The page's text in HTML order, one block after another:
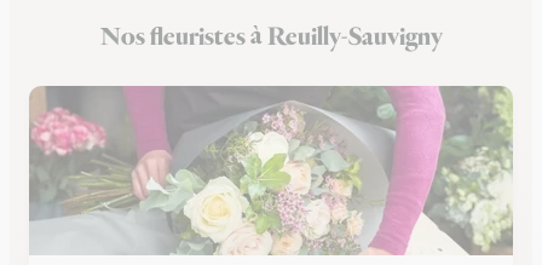
Fleuristes à Chauny
Nos fleuristes à Reuilly-Sauvigny